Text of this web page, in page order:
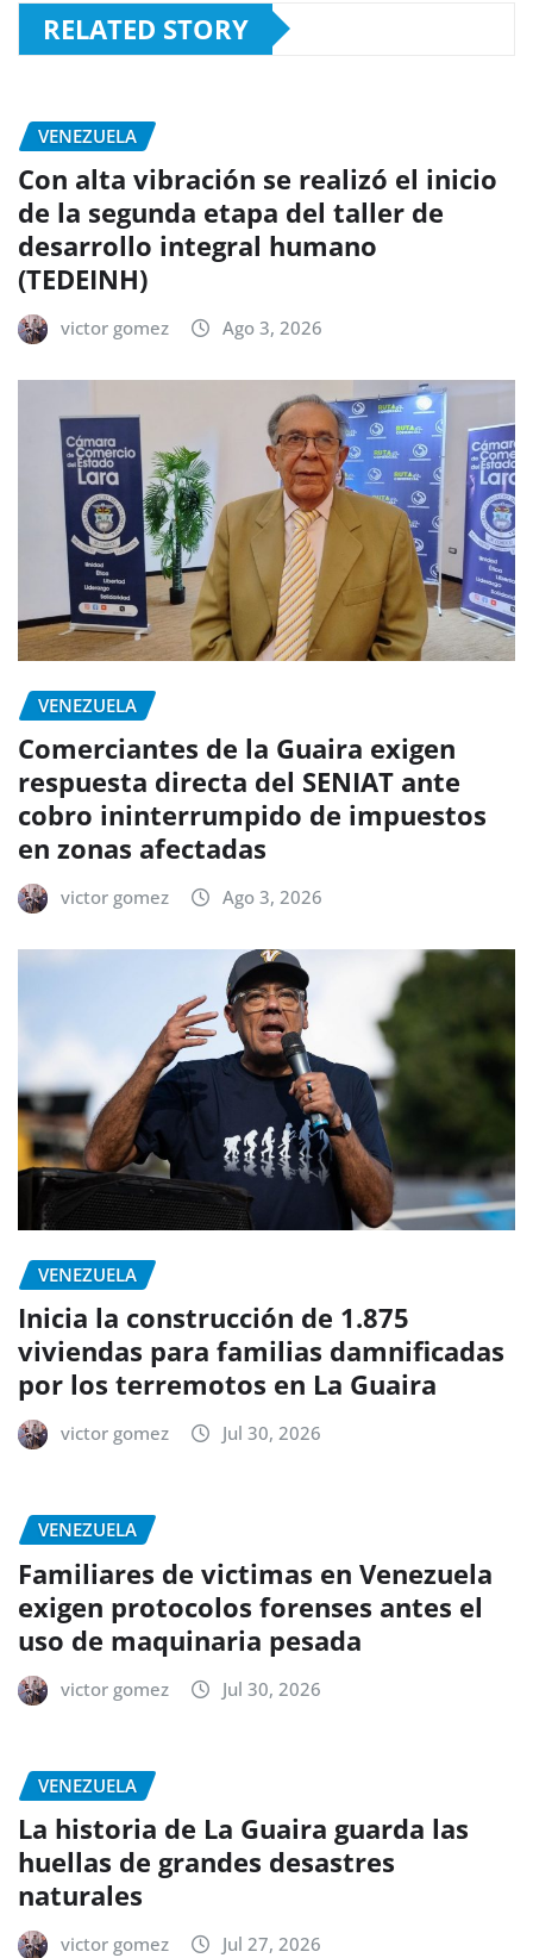
RELATED STORY
VENEZUELA
Con alta vibración se realizó el inicio
de la segunda etapa del taller de
desarrollo integral humano
(TEDEINH)
victor gomez Ago 3, 2026
VENEZUELA
Comerciantes de la Guaira exigen
respuesta directa del SENIAT ante
cobro ininterrumpido de impuestos
en zonas afectadas
victor gomez Ago 3, 2026
VENEZUELA
Inicia la construcción de 1.875
viviendas para familias damnificadas
por los terremotos en La Guaira
victor gomez Jul 30, 2026
VENEZUELA
Familiares de victimas en Venezuela
exigen protocolos forenses antes el
uso de maquinaria pesada
victor gomez Jul 30, 2026
VENEZUELA
La historia de La Guaira guarda las
huellas de grandes desastres
naturales
victor gomez Jul 27, 2026